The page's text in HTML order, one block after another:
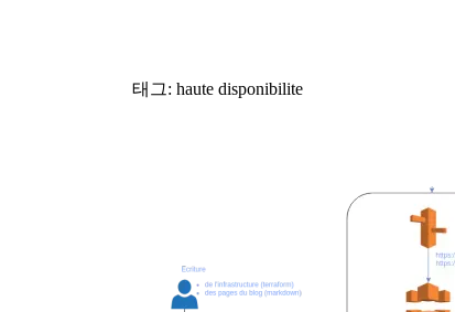
태그: haute disponibilite